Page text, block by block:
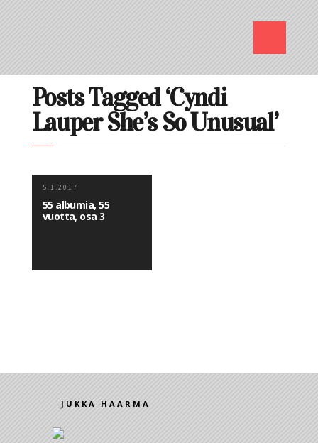
Posts Tagged ‘Cyndi
Lauper She’s So Unusual’
5.1.2017
55 albumia, 55
vuotta, osa 3
JUKKA HAARMA